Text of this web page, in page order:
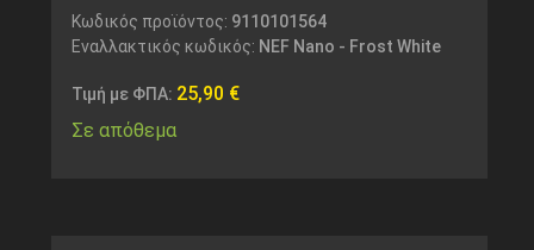
Κωδικός προϊόντος: 9110101564
Εναλλακτικός κωδικός: NEF Nano - Frost White
Τιμή με ΦΠΑ: 25,90 €
Σε απόθεμα